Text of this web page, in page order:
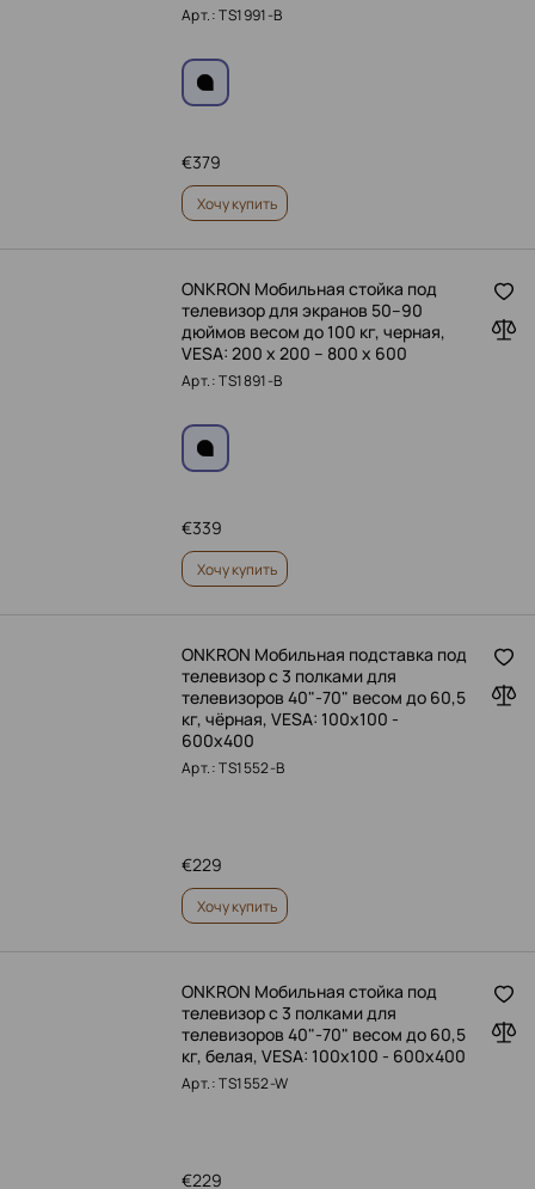
Арт.: TS1991-B
379
€
Хочу купить
ONKRON Мобильная стойка под
телевизор для экранов 50–90
дюймов весом до 100 кг, черная,
VESA: 200 x 200 – 800 x 600
Арт.: TS1891-B
339
€
Хочу купить
ONKRON Мобильная подставка под
телевизор с 3 полками для
телевизоров 40"-70" весом до 60,5
кг, чёрная, VESA: 100x100 -
600x400
Арт.: TS1552-B
229
€
Хочу купить
ONKRON Мобильная стойка под
телевизор с 3 полками для
телевизоров 40"-70" весом до 60,5
кг, белая, VESA: 100x100 - 600x400
Арт.: TS1552-W
229
€